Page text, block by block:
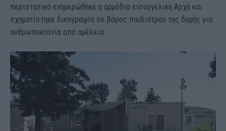
περιστατικό ενημερώθηκε η αρμόδια εισαγγελική Αρχή και
σχηματίστηκε δικογραφία σε βάρος παιδιάτρου της δομής για
ανθρωποκτονία από αμέλεια.